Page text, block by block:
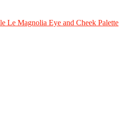
Le Magnolia Eye and Cheek Palette